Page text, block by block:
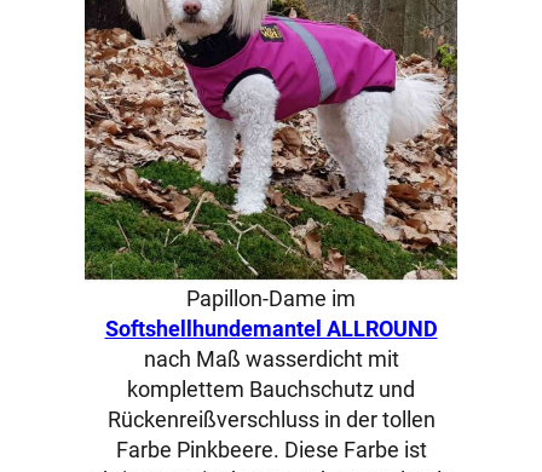
Papillon-Dame im
Softshellhundemantel ALLROUND
nach Maß wasserdicht mit
komplettem Bauchschutz und
Rückenreißverschluss in der tollen
Farbe Pinkbeere. Diese Farbe ist